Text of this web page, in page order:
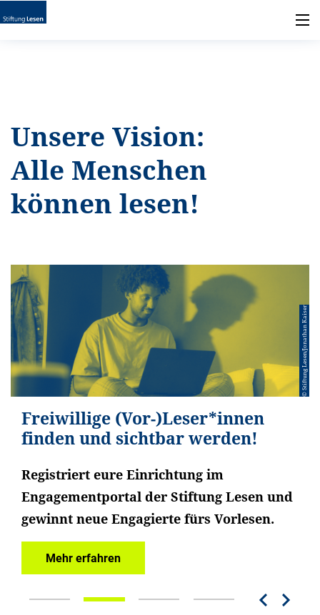
Unsere Vision:
Alle Menschen
können lesen!
© Stiftung Lesen/Jonathan Kaiser
Kostenlose Weiterbildungen auf
Campus Stiftung Lesen
Jetzt entdecken
© Stiftung Lesen/Jonathan Kaiser
Freiwillige (Vor-)Leser*innen
finden und sichtbar werden!
Registriert eure Einrichtung im
Engagementportal der Stiftung Lesen und
gewinnt neue Engagierte fürs Vorlesen.
Mehr erfahren
© Arnulf Betzold GmbH
Sie möchten Schulen nachhaltig
unterstützen?
Mit dem LeseMobil verschenken Sie
flexible Medienlösungen, vielfältige
Inhalte und ein digitales Begleitmaterial.
Mehr erfahren
Spenden Sie Chancen
Mehr erfahren